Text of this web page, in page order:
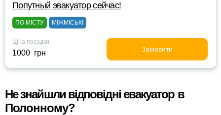
Попутный эвакуатор сейчас!
ПО МІСТУ МІЖМІСЬКІ
Ціна посадки
1000 грн Замовити
Не знайшли відповідні евакуатор в
Полонному?